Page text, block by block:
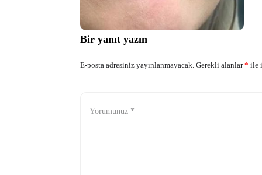
Bir yanıt yazın
E-posta adresiniz yayınlanmayacak. Gerekli alanlar* ile